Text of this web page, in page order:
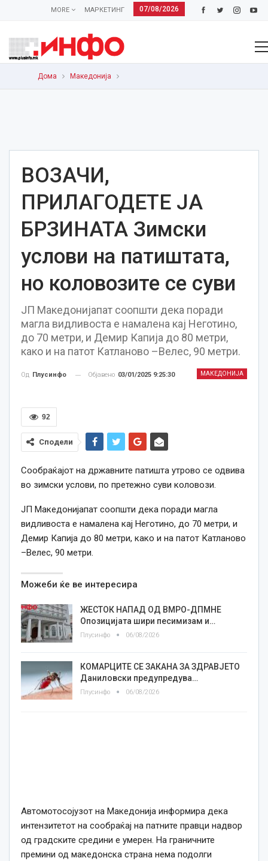
07/08/2026
МАРКЕТИНГ
MORE
Дома Македонија
ВОЗАЧИ,
ПРИЛАГОДЕТЕ ЈА
БРЗИНАТА Зимски
услови на патиштата,
но коловозите се суви
ЈП Македонијапат соопшти дека поради
магла видливоста е намалена кај Неготино,
до 70 метри, и Демир Капија до 80 метри,
како и на патот Катланово –Велес, 90 метри.
МАКЕДОНИЈА
Од Плусинфо Објавено 03/01/2025 9:25:30
92
Сподели
Сообраќајот на државните патишта утрово се одвива
во зимски услови, по претежно суви коловози.
ЈП Македонијапат соопшти дека поради магла
видливоста е намалена кај Неготино, до 70 метри, и
Демир Капија до 80 метри, како и на патот Катланово
–Велес, 90 метри.
Можеби ќе ве интересира
ЖЕСТОК НАПАД ОД ВМРО-ДПМНЕ
Опозицијата шири песимизам и…
Плусинфо 06/08/2026
КОМАРЦИТЕ СЕ ЗАКАНА ЗА ЗДРАВЈЕТО
Даниловски предупредува…
Плусинфо 06/08/2026
Автомотосојузот на Македонија информира дека
интензитетот на сообраќај на патните правци надвор
од градските средини е умерен. На граничните
премини од македонска страна нема подолги